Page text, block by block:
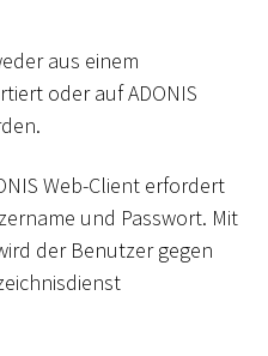
aus einem
oder auf ADONIS
Web-Client erfordert
und Passwort. Mit
der Benutzer gegen